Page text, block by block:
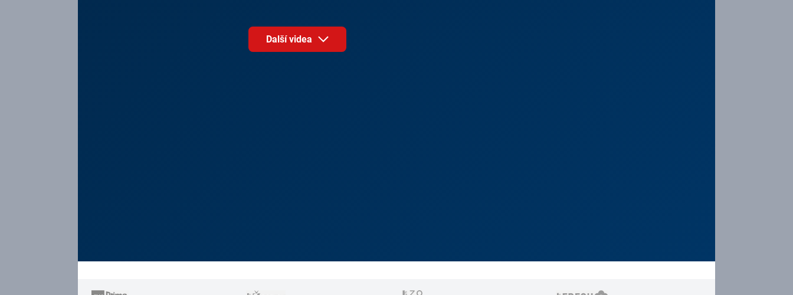
Další videa